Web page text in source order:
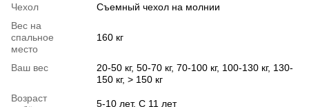
Чехол
Съемный чехол на молнии
Вес на
спальное
место
160 кг
Ваш вес
20-50 кг, 50-70 кг, 70-100 кг, 100-130 кг, 130-
150 кг, > 150 кг
Возраст
5-10 лет, С 11 лет